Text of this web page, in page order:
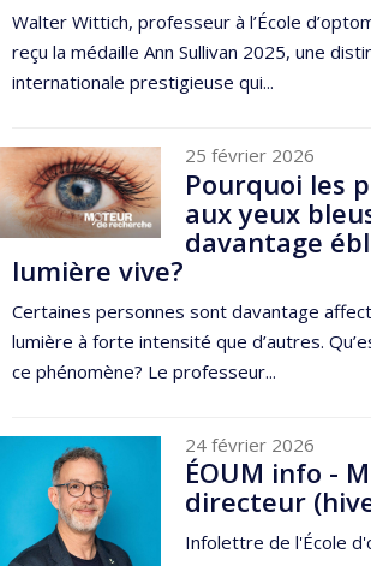
Walter Wittich, professeur à l’École
reçu la médaille Ann Sullivan 2025, une
internationale prestigieuse qui...
25 février 2026
Pourquoi les
aux yeux
davantage
lumière vive?
Certaines personnes sont davantage
lumière à forte intensité que d’autres.
ce phénomène? Le professeur...
24 février 2026
ÉOUM info -
directeur
Infolettre de l'École